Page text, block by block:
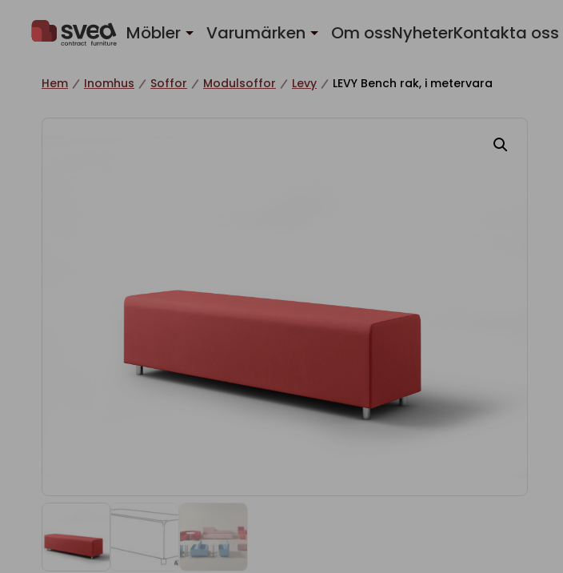
Möbler Varumärken Om ossNyheterKontakta oss
Hem Inomhus Soffor Modulsoffor Levy LEVY Bench rak, i metervara